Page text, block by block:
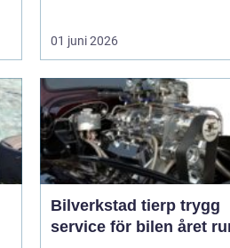
01 juni 2026
Bilverkstad tierp trygg
service för bilen året